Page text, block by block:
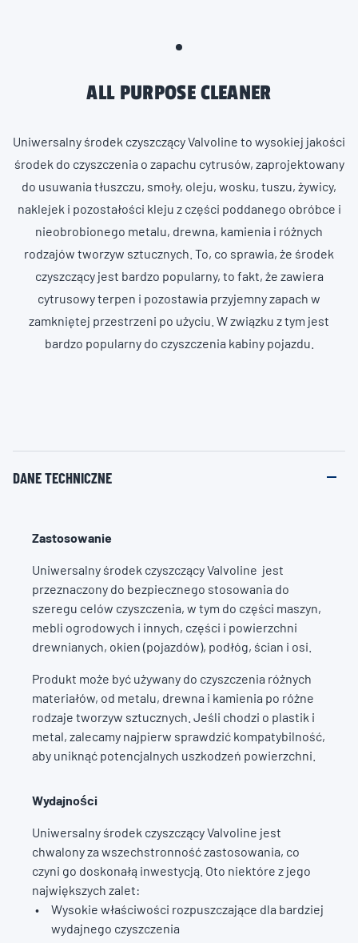
ALL PURPOSE CLEANER
Uniwersalny środek czyszczący Valvoline to wysokiej jakości
środek do czyszczenia o zapachu cytrusów, zaprojektowany
do usuwania tłuszczu, smoły, oleju, wosku, tuszu, żywicy,
naklejek i pozostałości kleju z części poddanego obróbce i
nieobrobionego metalu, drewna, kamienia i różnych
rodzajów tworzyw sztucznych. To, co sprawia, że środek
czyszczący jest bardzo popularny, to fakt, że zawiera
cytrusowy terpen i pozostawia przyjemny zapach w
zamkniętej przestrzeni po użyciu. W związku z tym jest
bardzo popularny do czyszczenia kabiny pojazdu.
DANE TECHNICZNE
Zastosowanie
Uniwersalny środek czyszczący Valvoline jest
przeznaczony do bezpiecznego stosowania do
szeregu celów czyszczenia, w tym do części maszyn,
mebli ogrodowych i innych, części i powierzchni
drewnianych, okien (pojazdów), podłóg, ścian i osi.
Produkt może być używany do czyszczenia różnych
materiałów, od metalu, drewna i kamienia po różne
rodzaje tworzyw sztucznych. Jeśli chodzi o plastik i
metal, zalecamy najpierw sprawdzić kompatybilność,
aby uniknąć potencjalnych uszkodzeń powierzchni.
Wydajności
Uniwersalny środek czyszczący Valvoline jest
chwalony za wszechstronność zastosowania, co
czyni go doskonałą inwestycją. Oto niektóre z jego
największych zalet:
Wysokie właściwości rozpuszczające dla bardziej
wydajnego czyszczenia